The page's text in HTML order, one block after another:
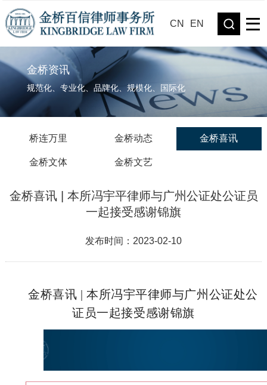
CN EN
金桥资讯
规范化、专业化、品牌化、规模化、国际化
桥连万里 金桥动态 金桥喜讯
金桥文体 金桥文艺
金桥喜讯 | 本所冯宇平律师与广州公证处公证员
一起接受感谢锦旗
发布时间：2023-02-10
金桥喜讯 | 本所冯宇平律师与广州公证处公
证员一起接受感谢锦旗